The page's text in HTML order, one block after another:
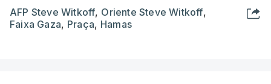
AFP Steve Witkoff, Oriente Steve Witkoff,
Faixa Gaza, Praça, Hamas